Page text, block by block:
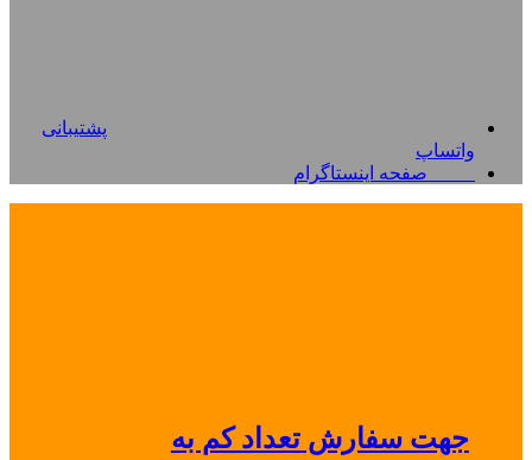
پشتیبانی
واتساپ
صفحه اینستاگرام
جهت سفارش تعداد کم به